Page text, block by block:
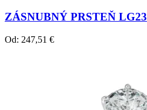
ZÁSNUBNÝ PRSTEŇ LG23
Od: 247,51 €